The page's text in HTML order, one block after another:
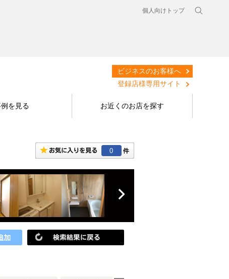
個人向けトップ
ビジネスのお客様へ
登録店様専用サイト
を見る お近くのお店を探す
0